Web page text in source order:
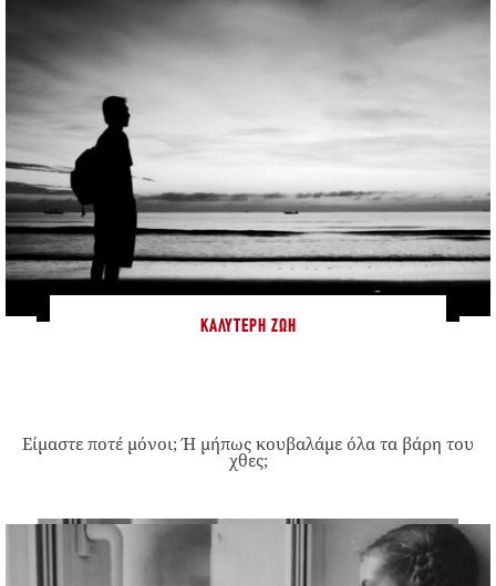
ΚΑΛΎΤΕΡΗ ΖΩΉ
Είμαστε ποτέ μόνοι; Ή μήπως κουβαλάμε όλα τα βάρη του
χθες;